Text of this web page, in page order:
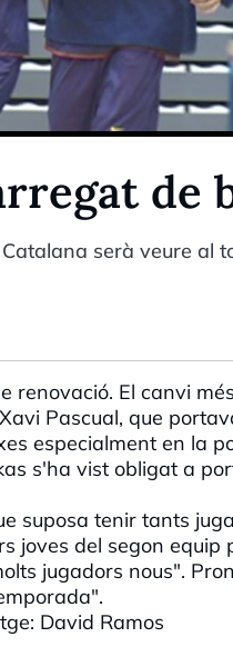
de
serà veure al
renovació. El canvi
Pascual, que
especialment en la
s'ha vist obligat a
suposa tenir tants
joves del segon
jugadors nous".
David Ramos